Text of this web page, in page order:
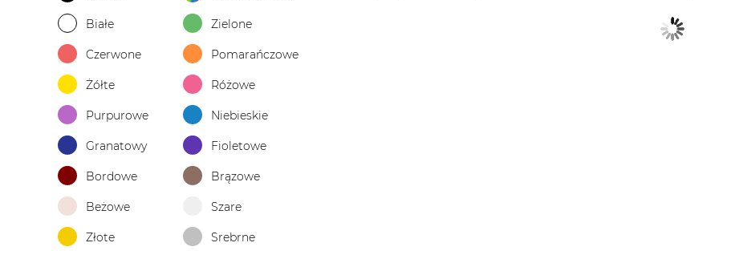
Białe Zielone
Czerwone Pomarańczowe
Żółte Różowe
Purpurowe Niebieskie
Granatowy Fioletowe
Bordowe Brązowe
Beżowe Szare
Złote Srebrne